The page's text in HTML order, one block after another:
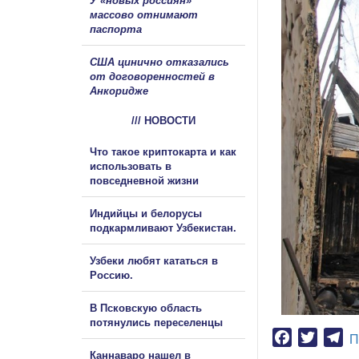
Facebook
Twitter
массово отнимают
паспорта
США цинично отказались
от договоренностей в
Анкоридже
/// НОВОСТИ
Что такое криптокарта и как
использовать в
повседневной жизни
Индийцы и белорусы
подкармливают Узбекистан.
Узбеки любят кататься в
Россию.
В Псковскую область
потянулись переселенцы
Каннаваро нашел в